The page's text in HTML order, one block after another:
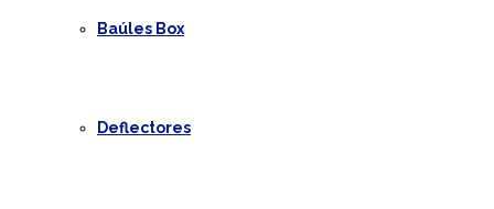
Baúles Box
Deflectores